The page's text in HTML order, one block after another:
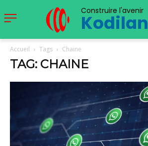
Construire l'avenir
Kodilan
Accueil Tags Chaine
TAG: CHAINE